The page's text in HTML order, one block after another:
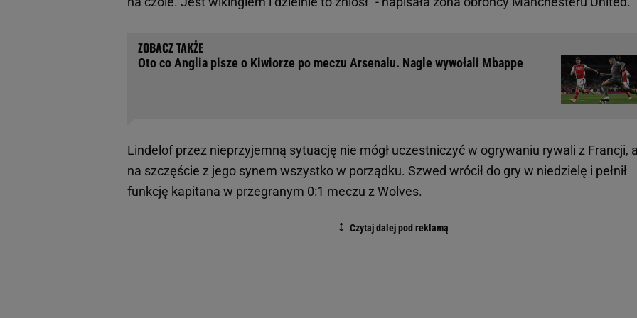
Oto co Anglia pisze o Kiwiorze po meczu Arsenalu. Nagle wywołali Mbappe
Lindelof przez nieprzyjemną sytuację nie mógł uczestniczyć w ogrywaniu rywali z Francji,
na szczęście z jego synem wszystko w porządku. Szwed wrócił do gry w niedzielę i pełnił
funkcję kapitana w przegranym 0:1 meczu z Wolves.